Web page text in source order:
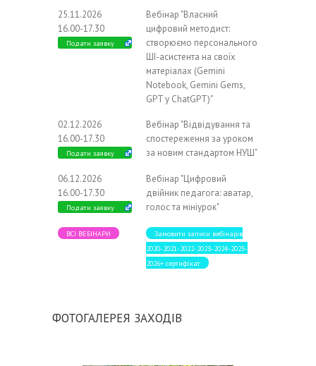
25.11.2026
16.00-17.30
Подати заявку
Вебінар "Власний
цифровий методист:
створюємо персонального
ШІ-асистента на своїх
матеріалах (Gemini
Notebook, Gemini Gems,
GPT у ChatGPT)"
02.12.2026
16.00-17.30
Подати заявку
Вебінар "Відвідування та
спостереження за уроком
за новим стандартом НУШ"
06.12.2026
16.00-17.30
Подати заявку
Вебінар "Цифровий
двійник педагога: аватар,
голос та мініурок"
ВСІ ВЕБІНАРИ
Замовити записи вебінарів
2020-2021-2022-2023-2024-2025-
2026+ сертифікат
ФОТОГАЛЕРЕЯ ЗАХОДІВ